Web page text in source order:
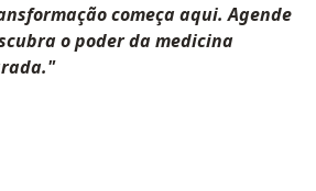
começa aqui. Agende
o poder da medicina